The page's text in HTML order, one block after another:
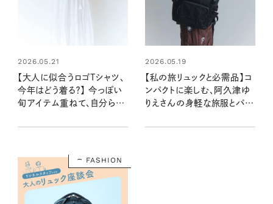
2026.05.21
【大人に似合うロゴTシャツ、
今年はどう着る？】 今っぽい
旬アイテム重ねて、自分らし
2026.05.19
【私の旅リュックと必需品】コ
ンパクトに楽しむ、阿久津ゆ
りえさんの身軽な旅服とバッ
FASHION